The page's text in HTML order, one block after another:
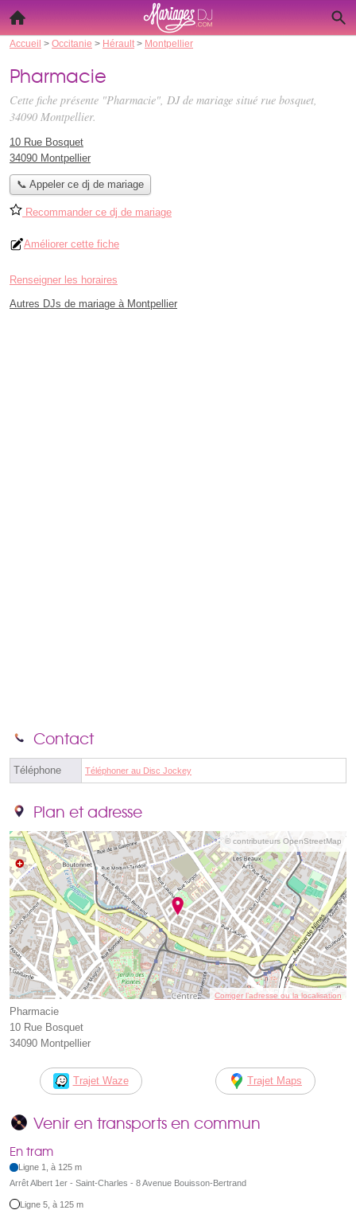
Accueil > Occitanie > Hérault > Montpellier
Pharmacie
Cette fiche présente "Pharmacie", DJ de mariage situé rue bosquet,
34090 Montpellier.
10 Rue Bosquet
34090 Montpellier
📞 Appeler ce dj de mariage
Recommander ce dj de mariage
Améliorer cette fiche
Renseigner les horaires
Autres DJs de mariage à Montpellier
Contact
Téléphone Téléphoner au Disc Jockey
Plan et adresse
© contributeurs OpenStreetMap
Corriger l’adresse ou la localisation
Pharmacie
10 Rue Bosquet
34090 Montpellier
Trajet Waze Trajet Maps
Venir en transports en commun
En tram
Ligne 1, à 125 m
Arrêt Albert 1er - Saint-Charles - 8 Avenue Bouisson-Bertrand
Ligne 5, à 125 m